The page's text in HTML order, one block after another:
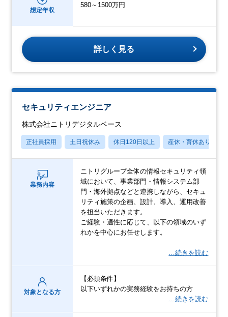
想定年収
580～1500万円
詳しく見る
セキュリティエンジニア
株式会社ニトリデジタルベース
正社員採用 土日祝休み 休日120日以上 産休・育休あり
業務内容
ニトリグループ全体の情報セキュリティ領
域において、事業部門・情報システム部
門・海外拠点などと連携しながら、セキュ
リティ施策の企画、設計、導入、運用改善
を担当いただきます。
ご経験・適性に応じて、以下の領域のいず
れかを中心にお任せします。
…続きを読む
対象となる方
【必須条件】
以下いずれかの実務経験をお持ちの方
…続きを読む